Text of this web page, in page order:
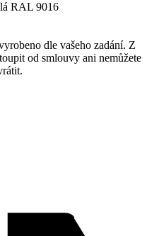
RAL 9016
dle vašeho zadání. Z
od smlouvy ani nemůžete